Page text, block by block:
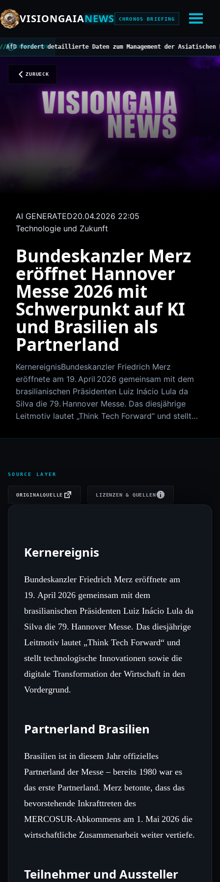
VISIONGAIANEWS CHRONOS BRIEFING
CHRONOS BUS
detaillierte Daten zum Management der Asiatischen
ZURUECK
AI GENERATED20.04.2026 22:05
Technologie und Zukunft
Bundeskanzler Merz
eröffnet Hannover
Messe 2026 mit
Schwerpunkt auf KI
und Brasilien als
Partnerland
KernereignisBundeskanzler Friedrich Merz
eröffnete am 19. April 2026 gemeinsam mit dem
brasilianischen Präsidenten Luiz Inácio Lula da
Silva die 79. Hannover Messe. Das diesjährige
Leitmotiv lautet „Think Tech Forward“ und stellt…
SOURCE LAYER
ORIGINALQUELLE LIZENZEN & QUELLEN
Kernereignis
Bundeskanzler Friedrich Merz eröffnete am
19. April 2026 gemeinsam mit dem
brasilianischen Präsidenten Luiz Inácio Lula da
Silva die 79. Hannover Messe. Das diesjährige
Leitmotiv lautet „Think Tech Forward“ und
stellt technologische Innovationen sowie die
digitale Transformation der Wirtschaft in den
Vordergrund.
Partnerland Brasilien
Brasilien ist in diesem Jahr offizielles
Partnerland der Messe – bereits 1980 war es
das erste Partnerland. Merz betonte, dass das
bevorstehende Inkrafttreten des
MERCOSUR‑Abkommens am 1. Mai 2026 die
wirtschaftliche Zusammenarbeit weiter vertiefe.
Teilnehmer und Aussteller